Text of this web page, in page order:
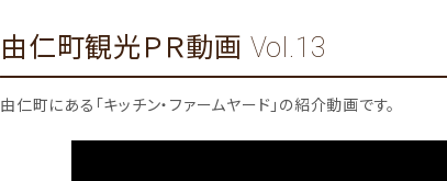
由仁町観光ＰＲ動画 Vol.13
由仁町にある「キッチン・ファームヤード」の紹介動画です。